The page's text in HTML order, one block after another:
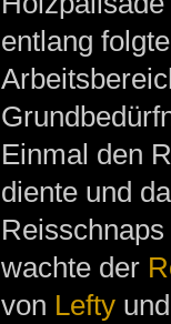
entlang
Einmal den
diente und
wachte der
von Leftyund